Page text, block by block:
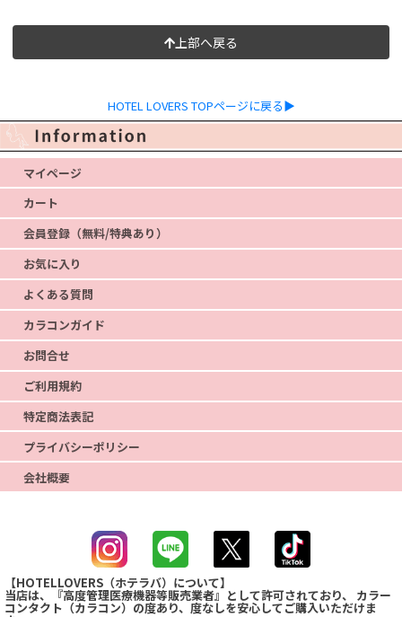
上部へ戻る
HOTEL LOVERS TOPページに戻る▶
マイページ
カート
会員登録（無料/特典あり）
お気に入り
よくある質問
カラコンガイド
お問合せ
ご利用規約
特定商法表記
プライバシーポリシー
会社概要
【HOTELLOVERS（ホテラバ）について】
当店は、『高度管理医療機器等販売業者』として許可されており、 カラー
コンタクト（カラコン）の度あり、度なしを安心してご購入いただけま